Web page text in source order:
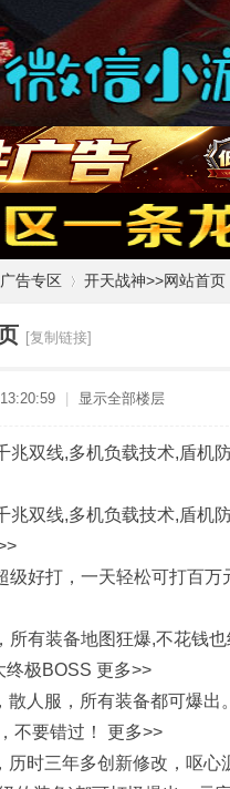
广告专区 开天战神>>网站首页
[复制链接]
显示全部楼层
兆双线,多机负载技术,盾机
兆双线,多机负载技术,盾机
级好打，一天轻松可打百
所有装备地图狂爆,不花钱
终极BOSS 更多>>
散人服，所有装备都可爆
不要错过！ 更多>>
历时三年多创新修改，呕